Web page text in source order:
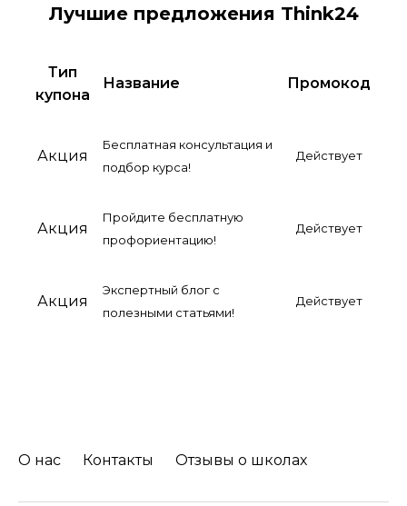
Лучшие предложения Think24
Тип
купона
Название Промокод
Акция
Бесплатная консультация и
подбор курса!
Действует
Акция
Пройдите бесплатную
профориентацию!
Действует
Акция
Экспертный блог с
полезными статьями!
Действует
О нас Контакты Отзывы о школах